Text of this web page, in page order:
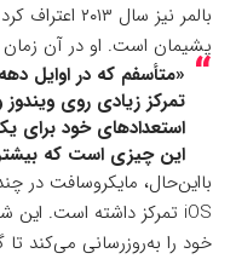
بالمر نیز
پشیمان است. او در آن زمان
تمرکز زیادی روی
استعدادهای خود برای
این چیزی است که
بااین‌حال، مایکروسافت در
خود را به‌روزرسانی می‌کند